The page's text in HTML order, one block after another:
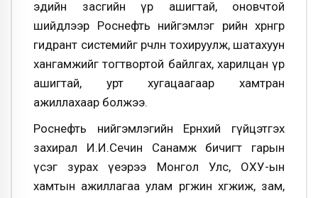
эдийн засгийн үр ашигтай, оновчтой
шийдлээр Роснефть нийгэмлэг өөрийн хөрөнгөөр
гидрант системийг өөрчлөн тохируулж, шатахуун
хангамжийг тогтвортой байлгах, харилцан үр
ашигтай, урт хугацаагаар хамтран
ажиллахаар болжээ.
Роснефть нийгэмлэгийн Ерөнхий гүйцэтгэх
захирал И.И.Сечин Санамж бичигт гарын
үсэг зурах үеэрээ Монгол Улс, ОХУ-ын
хамтын ажиллагаа улам өргөжин хөгжиж, зам,